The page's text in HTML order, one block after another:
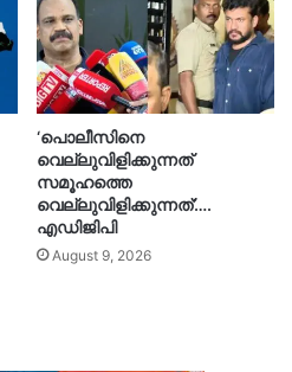
‘പൊലീസിനെ
വെല്ലുവിളിക്കുന്നത്
സമൂഹത്തെ
വെല്ലുവിളിക്കുന്നത്’….
എഡിജിപി
August 9, 2026